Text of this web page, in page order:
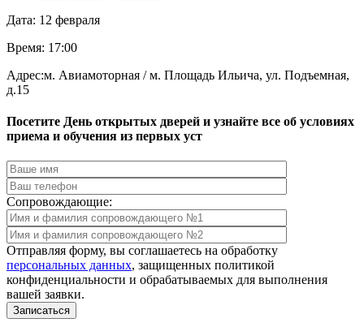
Дата: 12 февраля
Время: 17:00
Адрес:м. Авиамоторная / м. Площадь Ильича, ул. Подъемная,
д.15
Посетите День открытых дверей и узнайте все об условиях
приема и обучения из первых уст
Сопровождающие:
Отправляя форму, вы соглашаетесь на обработку
персональных данных, защищенных политикой
конфиденциальности и обрабатываемых для выполнения
вашей заявки.